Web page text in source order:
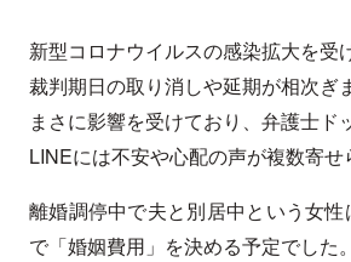
新型コロナウイルスの感染拡大を受
裁判期日の取り消しや延期が相次ぎ
まさに影響を受けており、弁護士ド
LINEには不安や心配の声が複数寄せ
離婚調停中で夫と別居中という女
で「婚姻費用」を決める予定でした